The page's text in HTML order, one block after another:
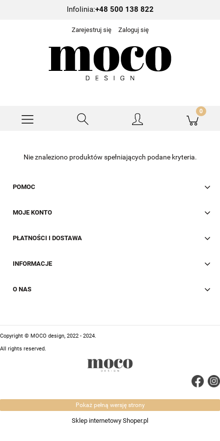
Infolinia:+48 500 138 822
Zarejestruj się Zaloguj się
Nie znaleziono produktów spełniających podane kryteria.
POMOC
MOJE KONTO
PŁATNOŚCI I DOSTAWA
INFORMACJE
O NAS
Copyright © MOCO design, 2022 - 2024.
All rights reserved.
Pokaż pełną wersję strony
Sklep internetowy Shoper.pl